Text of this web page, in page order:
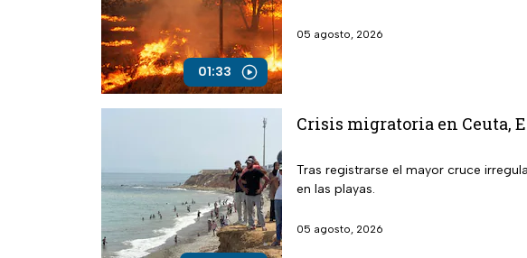
01:33
05 agosto, 2026
Crisis migratoria en Ceuta,
Tras registrarse el mayor cruce
en las playas.
05 agosto, 2026